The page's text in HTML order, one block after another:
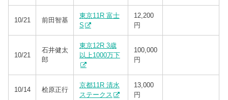
10/21 前田智基
東京11R 富士
S
12,200
円
10/21
石井健太
郎
東京12R 3歳
以上1000万下
100,000
円
10/14 桧原正行
京都11R 清水
ステークス
13,000
円